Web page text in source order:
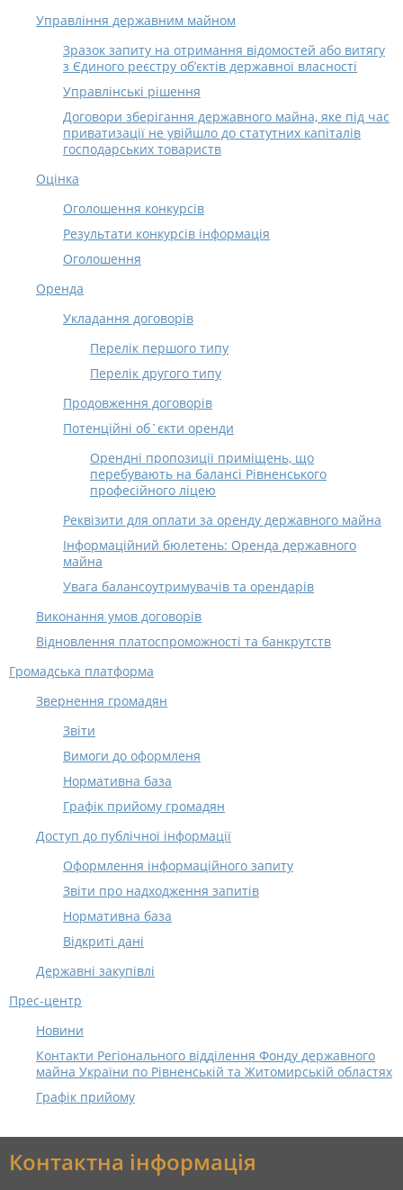
Управління державним майном
Зразок запиту на отримання відомостей або витягу
з Єдиного реєстру об’єктів державної власності
Управлінські рішення
Договори зберігання державного майна, яке під час
приватизації не увійшло до статутних капіталів
господарських товариств
Оцінка
Оголошення конкурсів
Результати конкурсів інформація
Оголошення
Оренда
Укладання договорів
Перелік першого типу
Перелік другого типу
Продовження договорів
Потенційні об`єкти оренди
Орендні пропозиції приміщень, що
перебувають на балансі Рівненського
професійного ліцею
Реквізити для оплати за оренду державного майна
Інформаційний бюлетень: Оренда державного
майна
Увага балансоутримувачів та орендарів
Виконання умов договорів
Відновлення платоспроможності та банкрутств
Громадська платформа
Звернення громадян
Звіти
Вимоги до оформленя
Нормативна база
Графік прийому громадян
Доступ до публічної інформації
Оформлення інформаційного запиту
Звіти про надходження запитів
Нормативна база
Відкриті дані
Державні закупівлі
Прес-центр
Новини
Контакти Регіонального відділення Фонду державного
майна України по Рівненській та Житомирській областях
Графік прийому
Контактна інформація